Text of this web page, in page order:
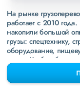
На рынке
работает с 2010
накопили большой
грузы: спецтехнику,
оборудование,
грузы. Чтобы
свежие примеры
раз в неделю. Также
направления вДНР